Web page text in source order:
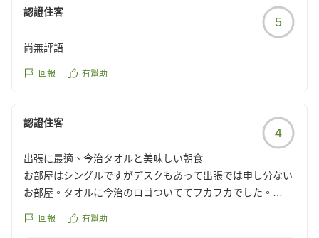
他の画像やクチコミの詳細はこちらから
reviewId=33123478310370
だけたとのこと、何よりでございます。
また、スタッフの対応にも温かいお言葉を頂戴し、心よ
り御礼申し上げます。
びくださいませ。
これからも旅の拠点として安心してお選びいただけるホ
またお迎えできます日を、スタッフ一同心よりお待ち申
し上げております。
宿泊支配人
認證住客
5
尚無評語
回報 有幫助
認證住客
4
出張に最適、今治タオルと美味しい朝食
お部屋はシングルですがデスクもあって出張では申し分ない
お部屋。タオルに今治のロゴついててフカフカでした。
た。
回報 有幫助